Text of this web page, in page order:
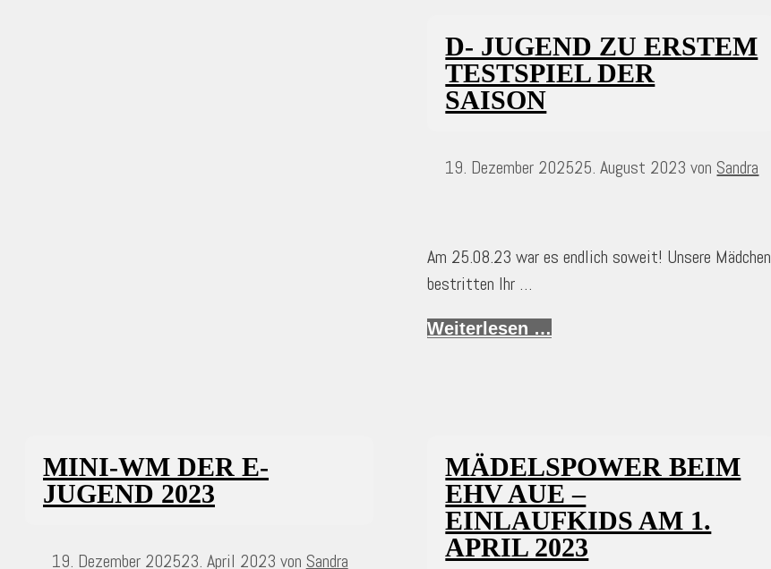
D- JUGEND ZU ERSTEM
TESTSPIEL DER
SAISON
19. Dezember 202525. August 2023 vonSandra
Am 25.08.23 war es endlich soweit! Unsere Mädchen
bestritten Ihr …
Weiterlesen …
MINI-WM DER E-
JUGEND 2023
19. Dezember 202523. April 2023 von Sandra
MÄDELSPOWER BEIM
EHV AUE –
EINLAUFKIDS AM 1.
APRIL 2023